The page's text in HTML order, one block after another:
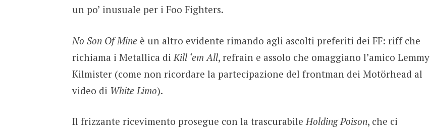
un po’ inusuale per i Foo Fighters.
No Son Of Mineè un altro evidente rimando agli ascolti preferiti dei FF: riff che
richiama i Metallica di Kill ‘em All, refrain e assolo che omaggiano l’amico Lemmy
Kilmister (come non ricordare la partecipazione del frontman dei Motörhead al
video di White Limo).
Il frizzante ricevimento prosegue con la trascurabileHolding Poison, che ci